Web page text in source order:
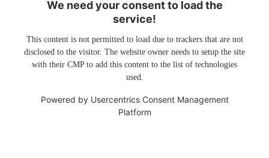
We need your consent to load the
service!
This content is not permitted to load due to trackers that are not
disclosed to the visitor. The website owner needs to setup the site
with their CMP to add this content to the list of technologies
used.
Powered by Usercentrics Consent Management
Platform